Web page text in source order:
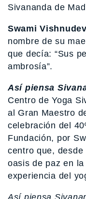
Sivananda de
Swami
nombre de su
que decía: “Sus
ambrosía”.
Así piensa
Centro de Yoga
al Gran Maestro
celebración del
Fundación, por
centro que,
oasis de paz en
experiencia del
Así piensa